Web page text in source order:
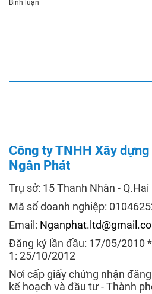
Bình luận
Công ty TNHH Xây
Ngân Phát
Trụ sở: 15 Thanh Nhàn -
Mã số doanh nghiệp:
Email:
Đăng ký lần đầu: 17/05/2010
1: 25/10/2012
Nơi cấp giấy chứng nhận
kế hoạch và đầu tư - Thành